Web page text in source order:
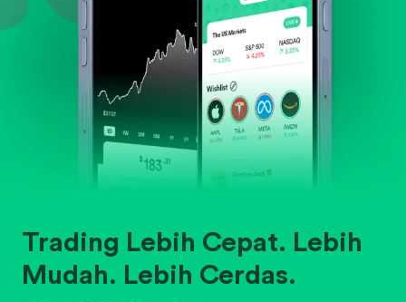
Trading Lebih Cepat. Lebih
Mudah. Lebih Cerdas.